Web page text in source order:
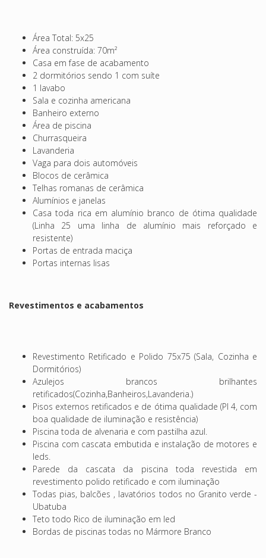
Área Total: 5x25
Área construída: 70m²
Casa em fase de acabamento
2 dormitórios sendo 1 com suíte
1 lavabo
Sala e cozinha americana
Banheiro externo
Área de piscina
Churrasqueira
Lavanderia
Vaga para dois automóveis
Blocos de cerâmica
Telhas romanas de cerâmica
Alumínios e janelas
Casa toda rica em alumínio branco de ótima qualidade
(Linha 25 uma linha de alumínio mais reforçado e
resistente)
Portas de entrada maciça
Portas internas lisas
Revestimentos e acabamentos
Revestimento Retificado e Polido 75x75 (Sala, Cozinha e
Dormitórios)
Azulejos brancos brilhantes
retificados(Cozinha,Banheiros,Lavanderia.)
Pisos externos retificados e de ótima qualidade (PI 4, com
boa qualidade de iluminação e resistência)
Piscina toda de alvenaria e com pastilha azul.
Piscina com cascata embutida e instalação de motores e
leds.
Parede da cascata da piscina toda revestida em
revestimento polido retificado e com iluminação
Todas pias, balcões , lavatórios todos no Granito verde -
Ubatuba
Teto todo Rico de iluminação em led
Bordas de piscinas todas no Mármore Branco